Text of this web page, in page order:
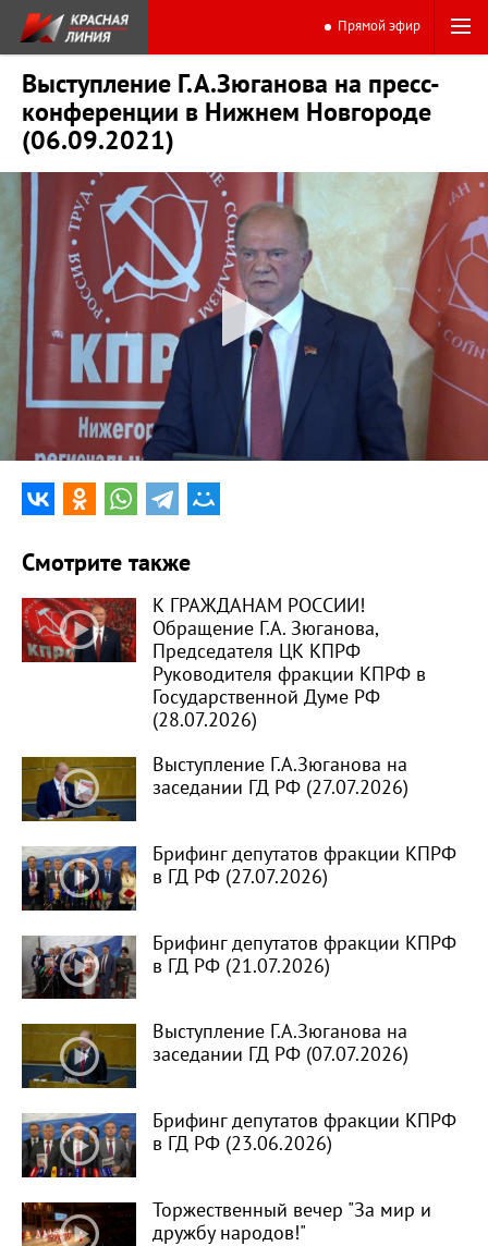
Прямой эфир
Выступление Г.А.Зюганова на пресс-
конференции в Нижнем Новгороде
(06.09.2021)
Смотрите также
К ГРАЖДАНАМ РОССИИ!
Обращение Г.А. Зюганова,
Председателя ЦК КПРФ
Руководителя фракции КПРФ в
Государственной Думе РФ
(28.07.2026)
Выступление Г.А.Зюганова на
заседании ГД РФ (27.07.2026)
Брифинг депутатов фракции КПРФ
в ГД РФ (27.07.2026)
Брифинг депутатов фракции КПРФ
в ГД РФ (21.07.2026)
Выступление Г.А.Зюганова на
заседании ГД РФ (07.07.2026)
Брифинг депутатов фракции КПРФ
в ГД РФ (23.06.2026)
Торжественный вечер "За мир и
дружбу народов!"